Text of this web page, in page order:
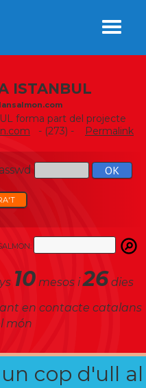
ISTANBUL
forma part del projecte
- (273) -
Permalink
10 mesos i26 dies
en contacte catalans
món
cop d'ull al